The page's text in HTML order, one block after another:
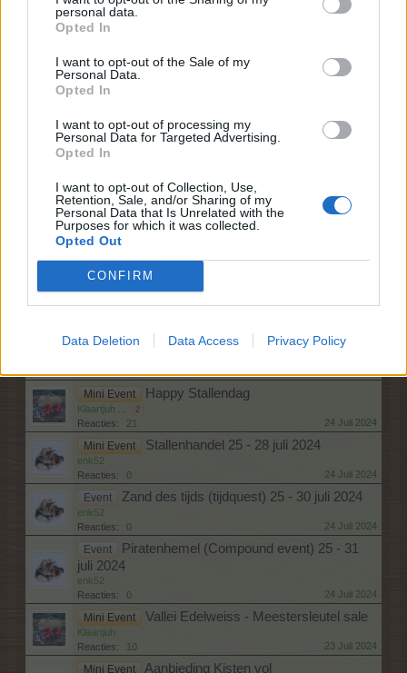
personal data.
Opted In
I want to opt-out of the Sale of my
Personal Data.
Opted In
I want to opt-out of processing my
Personal Data for Targeted Advertising.
Opted In
I want to opt-out of Collection, Use,
Retention, Sale, and/or Sharing of my
Personal Data that Is Unrelated with the
Purposes for which it was collected.
Opted Out
CONFIRM
Data Deletion Data Access Privacy Policy
Reacties:
17 26 Juli 2024
Mini Event
Reacties: 20 26 Juli 2024
Mini Event
RonSchoof
Mini Event Verkoop wolkenrijen 2024
Klaartjuh
Mini Event Fijne Kortingsdag
Klaartjuh
Reacties:
19 24 Juli 2024
Mini Event
Mini Event BabyBoom
RonSchoof ... 2
Mini Event Fijne Mestdag
Mini Event Happy Stallendag
Klaartjuh ... 2
Reacties: 21 24 Juli 2024
Mini Event Stallenhandel 25 - 28 juli 2024
enk52
Reacties:
0 24 Juli 2024
Event Zand des tijds (tijdquest) 25 - 30 juli 2024
enk52
Reacties:
0 24 Juli 2024
Event
Piratenhemel (Compound event) 25 - 31
juli 2024
enk52
Reacties:
0 24 Juli 2024
Mini Event Vallei Edelweiss - Meestersleutel sale
Klaartjuh
Reacties:
10 23 Juli 2024
Mini Event Aanbieding Kisten vol